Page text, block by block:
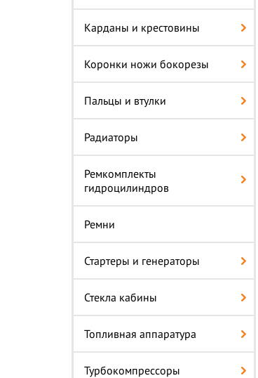
Карданы и крестовины
Коронки ножи бокорезы
Пальцы и втулки
Радиаторы
Ремкомплекты
гидроцилиндров
Ремни
Стартеры и генераторы
Стекла кабины
Топливная аппаратура
Турбокомпрессоры